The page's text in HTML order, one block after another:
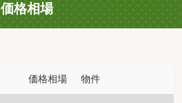
価格相場
価格相場 物件